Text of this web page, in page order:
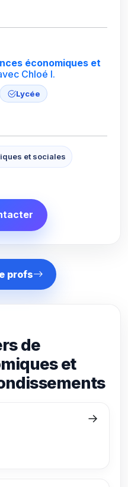
économiques et
Chloé I.
Lycée
et sociales
profs
de
et
→